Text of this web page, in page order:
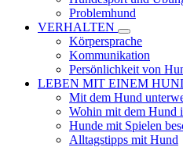
Problemhund
VERHALTEN
Körpersprache
Kommunikation
Persönlichkeit von
LEBEN MIT EINEM
Mit dem Hund
Wohin mit dem Hund
Hunde mit Spielen
Alltagstipps mit Hund